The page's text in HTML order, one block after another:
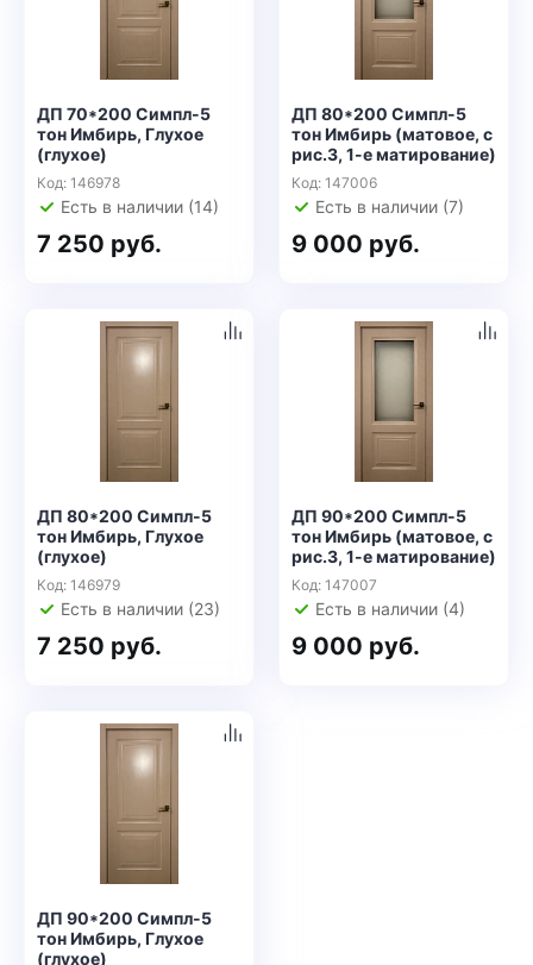
ДП 70*200 Симпл-5
тон Имбирь, Глухое
(глухое)
Код: 146978
Есть в наличии (14)
7 250 руб.
ДП 80*200 Симпл-5
тон Имбирь (матовое, с
рис.3, 1-е матирование)
Код: 147006
Есть в наличии (7)
9 000 руб.
ДП 80*200 Симпл-5
тон Имбирь, Глухое
(глухое)
Код: 146979
Есть в наличии (23)
7 250 руб.
ДП 90*200 Симпл-5
тон Имбирь (матовое, с
рис.3, 1-е матирование)
Код: 147007
Есть в наличии (4)
9 000 руб.
ДП 90*200 Симпл-5
тон Имбирь, Глухое
(глухое)